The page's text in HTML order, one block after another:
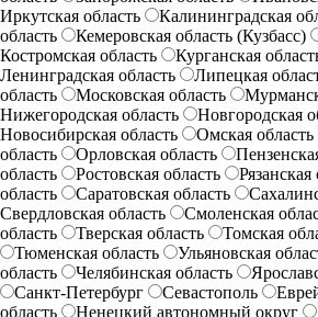
Иркутская область
Калининградская
область
Кемеровская область (Кузбасс)
Костромская область
Курганская
Ленинградская область
Липецкая
область
Московская область
Нижегородская область
Новгородская
Новосибирская область
Омская область
область
Орловская область
область
Ростовская область Рязанская
область
Саратовская область
Свердловская область
Смоленская
область
Тверская область Томская
Тюменская область
Ульяновская
область
Челябинская область
Санкт-Петербург
Севастополь
область
Ненецкий автономный округ